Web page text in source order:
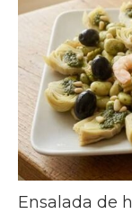
Ensalada de